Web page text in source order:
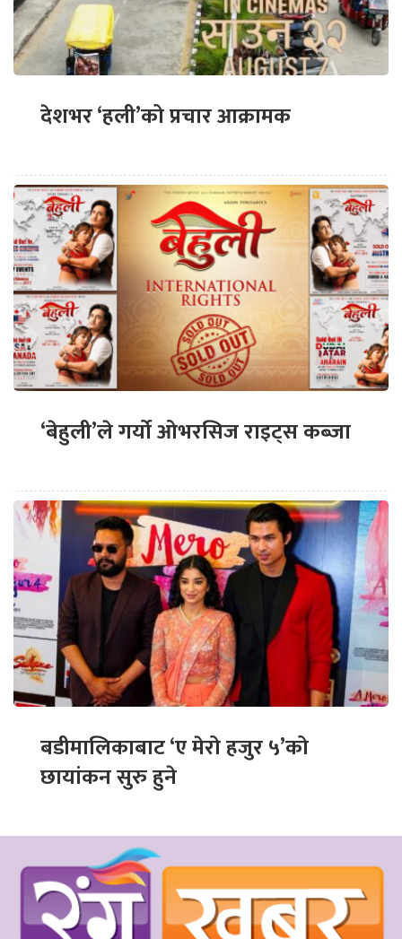
देशभर ‘हली’को प्रचार आक्रामक
‘बेहुली’ले गर्यो ओभरसिज राइट्स कब्जा
बडीमालिकाबाट ‘ए मेरो हजुर ५’को
छायांकन सुरु हुने